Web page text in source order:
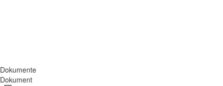
Dokumente
Dokument